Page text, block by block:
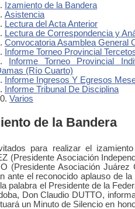
Izamiento de la Bandera
Asistencia
Lectura del Acta Anterior
Lectura de Correspondencia y
Convocatoria Asamblea General
Informe Torneo Provincial
Informe Torneo Provincial
(Río Cuarto)
Informe Ingresos Y Egresos
Informe Tribunal De Disciplina
Varios
de la Bandera
para realizar el
(Presidente Asociación
(Presidente Asociación
ante el reconocido aplauso de
palabra el Presidente de la
Don Claudio DUTTO,
un Minuto de Silencio en